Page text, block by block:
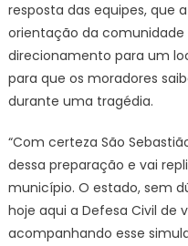
resposta das equipes, que
orientação da
direcionamento para um
para que os moradores
durante uma tragédia.
“Com certeza São
dessa preparação e vai
município. O estado, sem
hoje aqui a Defesa Civil de
acompanhando esse